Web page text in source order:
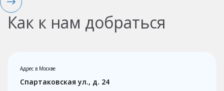
Как к нам добраться
Адрес в Москве
Спартаковская ул., д. 24